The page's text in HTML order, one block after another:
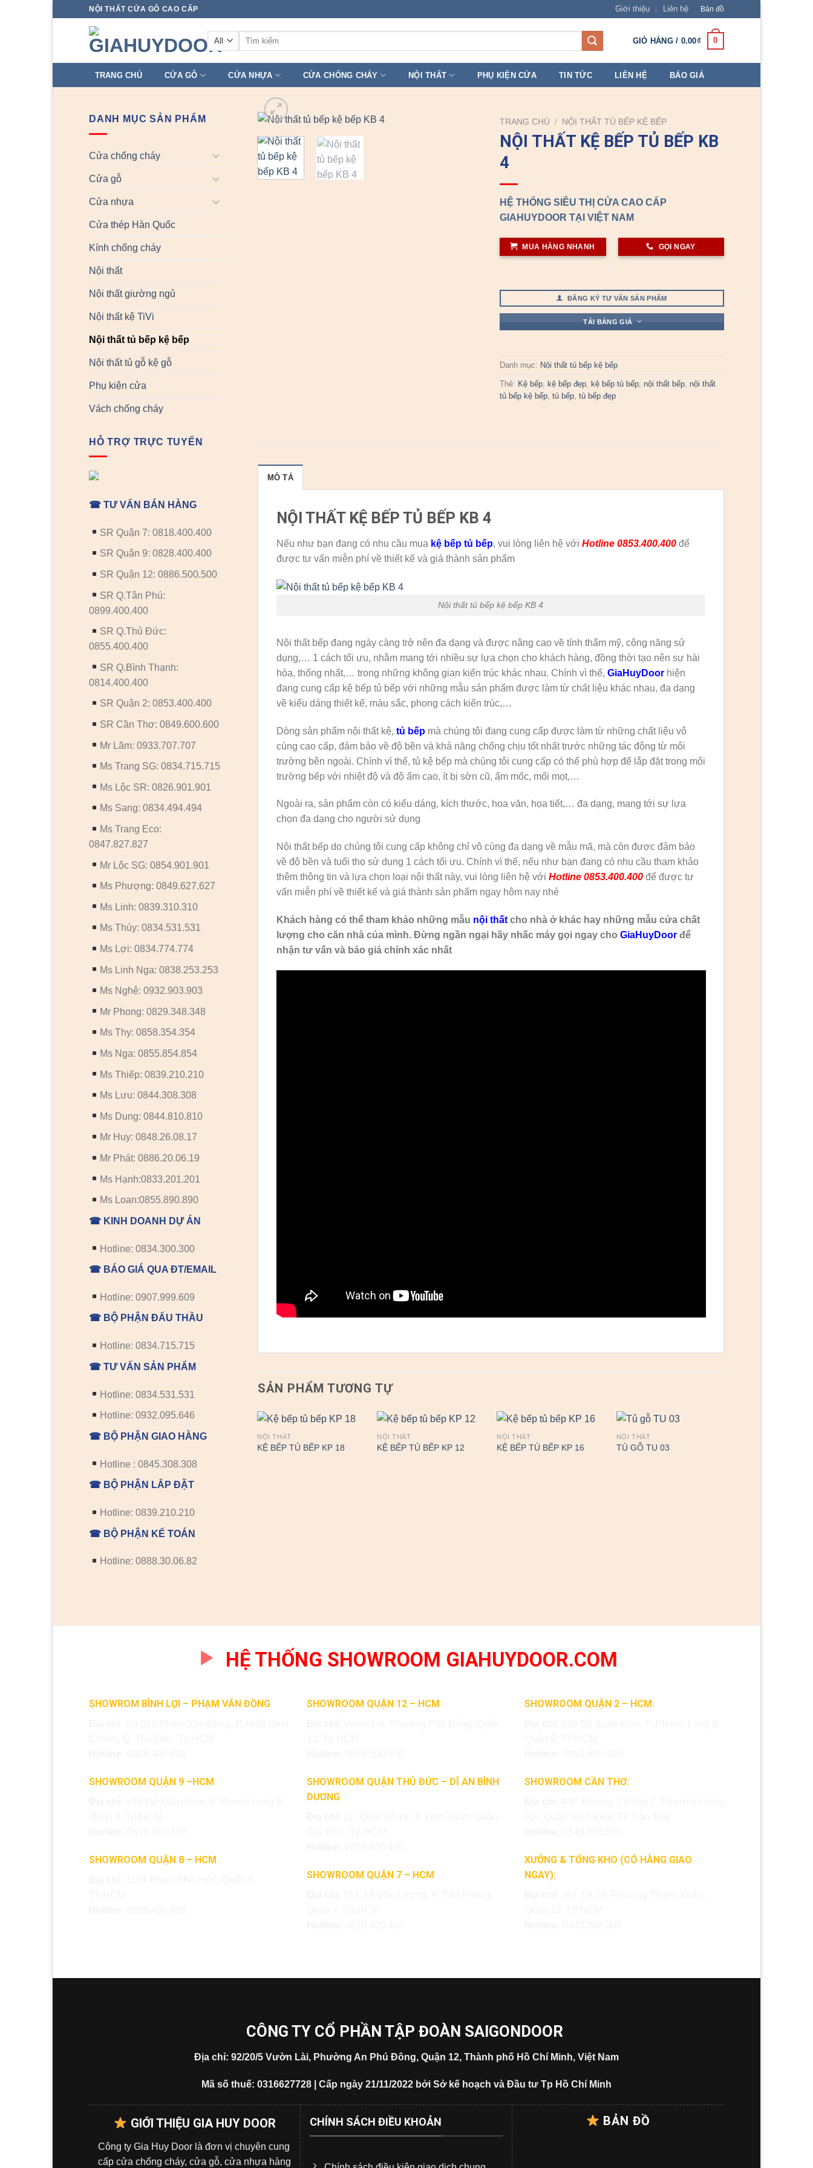
NỘI THẤT CỬA GỖ CAO CẤP Giới thiệu Liên hệ Bản đồ
Tìm
GIỎ HÀNG / 0.00₫ 0
TRANG CHỦ CỬA GỖ CỬA NHỰA CỬA CHỐNG CHÁY NỘI THẤT PHỤ KIỆN CỬA TIN TỨC LIÊN HỆ BÁO GIÁ
DANH MỤC SẢN PHẨM
Cửa chống cháy
Cửa gỗ
Cửa nhựa
Cửa thép Hàn Quốc
Kính chống cháy
Nội thất
Nội thất giường ngủ
Nội thất kệ TiVi
Nội thất tủ bếp kệ bếp
Nội thất tủ gỗ kệ gỗ
Phụ kiện cửa
Vách chống cháy
HỖ TRỢ TRỰC TUYẾN
☎ TƯ VẤN BÁN HÀNG
SR Quận 7: 0818.400.400
SR Quận 9: 0828.400.400
SR Quận 12: 0886.500.500
SR Q.Tân Phú:
0899.400.400
SR Q.Thủ Đức:
0855.400.400
SR Q.Bình Thạnh:
0814.400.400
SR Quận 2: 0853.400.400
SR Cần Thơ: 0849.600.600
Mr Lãm: 0933.707.707
Ms Trang SG: 0834.715.715
Ms Lộc SR: 0826.901.901
Ms Sang: 0834.494.494
Ms Trang Eco:
0847.827.827
Mr Lộc SG: 0854.901.901
Ms Phượng: 0849.627.627
Ms Linh: 0839.310.310
Ms Thúy: 0834.531.531
Ms Lợi: 0834.774.774
Ms Linh Nga: 0838.253.253
Ms Nghệ: 0932.903.903
Mr Phong: 0829.348.348
Ms Thy: 0858.354.354
Ms Nga: 0855.854.854
Ms Thiếp: 0839.210.210
Ms Lưu: 0844.308.308
Ms Dung: 0844.810.810
Mr Huy: 0848.26.08.17
Mr Phát: 0886.20.06.19
Ms Hạnh:0833.201.201
Ms Loan:0855.890.890
☎ KINH DOANH DỰ ÁN
Hotline: 0834.300.300
☎ BÁO GIÁ QUA ĐT/EMAIL
Hotline: 0907.999.609
☎ BỘ PHẬN ĐẤU THẦU
Hotline: 0834.715.715
☎ TƯ VẤN SẢN PHẨM
Hotline: 0834.531.531
Hotline: 0932.095.646
☎ BỘ PHẬN GIAO HÀNG
Hotline : 0845.308.308
☎ BỘ PHẬN LẮP ĐẶT
Hotline: 0839.210.210
☎ BỘ PHẬN KẾ TOÁN
Hotline: 0888.30.06.82
TRANG CHỦ / NỘI THẤT TỦ BẾP KỆ BẾP
NỘI THẤT KỆ BẾP TỦ BẾP KB
4
HỆ THỐNG SIÊU THỊ CỬA CAO CẤP
GIAHUYDOOR TẠI VIỆT NAM
MUA HÀNG NHANH GỌI NGAY
ĐĂNG KÝ TƯ VẤN SẢN PHẨM
TẢI BẢNG GIÁ
Danh mục: Nội thất tủ bếp kệ bếp
Thẻ: Kệ bếp ,kệ bếp đẹp ,kệ bếp tủ bếp ,nội thất bếp ,nội thất
tủ bếp kệ bếp ,tủ bếp ,tủ bếp đẹp
MÔ TẢ
NỘI THẤT KỆ BẾP TỦ BẾP KB 4
Nếu như bạn đang có nhu cầu mua kệ bếp tủ bếp, vui lòng liên hệ với Hotline 0853.400.400để
được tư vấn miễn phí về thiết kế và giá thành sản phẩm
Nội thất tủ bếp kệ bếp KB 4
Nội thất bếp đang ngày càng trở nên đa dạng và được nâng cao về tính thẩm mỹ, công năng sử
dụng,… 1 cách tối ưu, nhằm mang tới nhiều sự lựa chọn cho khách hàng, đồng thời tạo nên sự hài
hòa, thống nhất,… trong những không gian kiến trúc khác nhau. Chính vì thế, GiaHuyDoorhiện
đang cung cấp kệ bếp tủ bếp với những mẫu sản phẩm được làm từ chất liệu khác nhau, đa dạng
về kiểu dáng thiết kế, màu sắc, phong cách kiến trúc,…
Dòng sản phẩm nội thất kệ, tủ bếpmà chúng tôi đang cung cấp được làm từ những chất liệu vô
cùng cao cấp, đảm bảo về độ bền và khả năng chống chịu tốt nhất trước những tác động từ môi
trường bên ngoài. Chính vì thế, tủ kệ bếp mà chúng tôi cung cấp có thể phù hợp để lắp đặt trong môi
trường bếp với nhiệt độ và độ ẩm cao, ít bị sờn cũ, ẩm mốc, mối mọt,…
Ngoài ra, sản phẩm còn có kiểu dáng, kích thước, hoa văn, họa tiết,… đa dạng, mang tới sự lựa
chọn đa dạng cho người sử dụng
Nội thất bếp do chúng tôi cung cấp không chỉ vô cùng đa dạng về mẫu mã, mà còn được đảm bảo
về độ bền và tuổi thọ sử dụng 1 cách tối ưu. Chính vì thế, nếu như bạn đang có nhu cầu tham khảo
thêm thông tin và lựa chọn loại nội thất này, vui lòng liên hệ với Hotline 0853.400.400để được tư
vấn miễn phí về thiết kế và giá thành sản phẩm ngay hôm nay nhé
Khách hàng có thể tham khảo những mẫu nội thấtcho nhà ở khác hay những mẫu cửa chất
lượng cho căn nhà của mình. Đừng ngần ngại hãy nhấc máy gọi ngay cho GiaHuyDoorđể
nhận tư vấn và báo giá chính xác nhất
SẢN PHẨM TƯƠNG TỰ
NỘI THẤT
KỆ BẾP TỦ BẾP KP 18
NỘI THẤT
KỆ BẾP TỦ BẾP KP 12
NỘI THẤT
KỆ BẾP TỦ BẾP KP 16
NỘI THẤT
TỦ GỖ TU 03
NỘI THẤT
KỆ BẾP TỦ BẾP KP 04
HỆ THỐNG SHOWROOM GIAHUYDOOR.COM
SHOWROM BÌNH LỢI – PHẠM VĂN ĐỒNG
SHOWROOM QUẬN 9 –HCM
SHOWROOM QUẬN 8 – HCM
SHOWROOM QUẬN 12 – HCM
SHOWROOM QUẬN THỦ ĐỨC – DĨ AN BÌNH
DƯƠNG
SHOWROOM QUẬN 7 – HCM
SHOWROOM QUẬN 2 – HCM:
SHOWROOM CẦN THƠ:
XƯỞNG & TỔNG KHO (CÓ HÀNG GIAO
NGAY):
CÔNG TY CỔ PHẦN TẬP ĐOÀN SAIGONDOOR
Địa chỉ: 92/20/5 Vườn Lài, Phường An Phú Đông, Quận 12, Thành phố Hồ Chí Minh, Việt Nam
Mã số thuế: 0316627728 | Cấp ngày 21/11/2022 bởi Sở kế hoạch và Đầu tư Tp Hồ Chí Minh
GIỚI THIỆU GIA HUY DOOR
Công ty Gia Huy Door là đơn vị chuyên cung
cấp cửa chống cháy, cửa gỗ, cửa nhựa hàng
CHÍNH SÁCH ĐIỀU KHOẢN BẢN ĐỒ